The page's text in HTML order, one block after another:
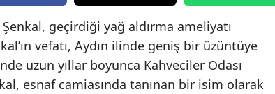
Eskişehir
Gaziantep
geçirdiği yağ aldırma ameliyatı
vefatı, Aydın ilinde geniş bir üzüntüye
uzun yıllar boyunca Kahveciler Odası
esnaf camiasında tanınan bir isim olarak